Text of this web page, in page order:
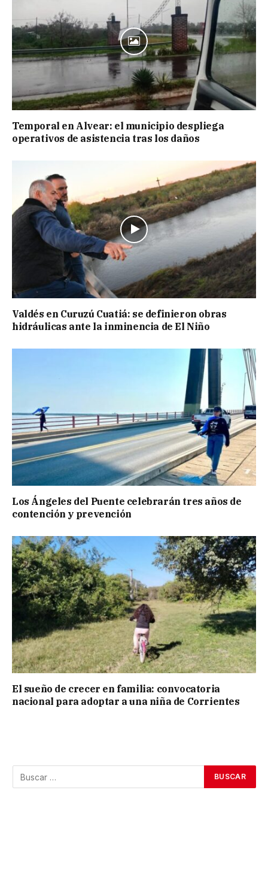
Temporal en Alvear: el municipio despliega
operativos de asistencia tras los daños
Valdés en Curuzú Cuatiá: se definieron obras
hidráulicas ante la inminencia de El Niño
Los Ángeles del Puente celebrarán tres años de
contención y prevención
El sueño de crecer en familia: convocatoria
nacional para adoptar a una niña de Corrientes